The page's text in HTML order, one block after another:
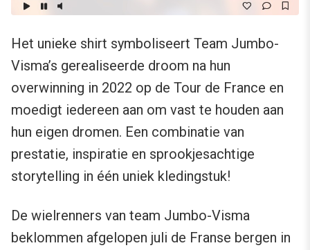
Het unieke shirt symboliseert Team Jumbo-
Visma’s gerealiseerde droom na hun
overwinning in 2022 op de Tour de France en
moedigt iedereen aan om vast te houden aan
hun eigen dromen. Een combinatie van
prestatie, inspiratie en sprookjesachtige
storytelling in één uniek kledingstuk!
De wielrenners van team Jumbo-Visma
beklommen afgelopen juli de Franse bergen in